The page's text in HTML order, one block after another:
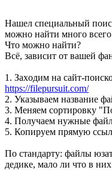
Нашел специальный
можно найти много всего
Что можно найти?
Всё, зависит от вашей
1. Заxодим на сайт-
https://filepursuit.com/
2. Указываем название
3. Меняем сортировку
4. Получаем нужные
5. Копируем прямую
По стандарту: файлы
дедике, мало ли что в